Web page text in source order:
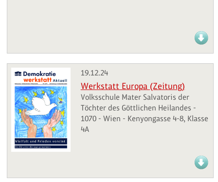
19.12.24
Werkstatt Europa (Zeitung)
Volksschule Mater Salvatoris der
Töchter des Göttlichen Heilandes -
1070 - Wien - Kenyongasse 4-8, Klasse
4A